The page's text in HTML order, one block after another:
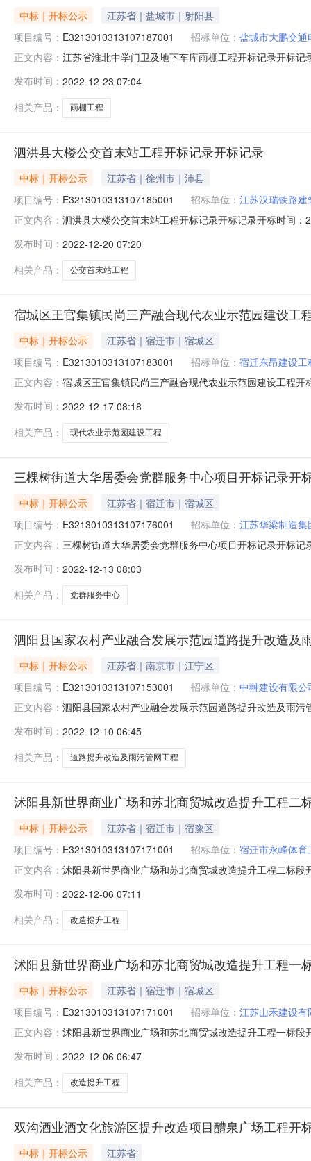
中标｜开标公示
江苏省｜盐城市｜射阳县
项目编号： E3213010313107187001 招标单位： 盐城市大鹏交
正文内容： 江苏省淮北中学门卫及地下车库雨棚工程开标记录开标
彩建设工程有限公司;项目负责人:;报价:0.00元/%;工期:
发布时间： 2022-12-23 07:04
相关产品：
雨棚工程
泗洪县大楼公交首末站工程开标记录开标记录
中标｜开标公示
江苏省｜徐州市｜沛县
项目编号： E3213010313107185001 招标单位： 江苏汉瑞铁路
正文内容： 泗洪县大楼公交首末站工程开标记录开标记录开标时间
称:南京亨厚建设工程有限公司;项目负责人:;报价:0.00元/
发布时间： 2022-12-20 07:20
相关产品：
公交首末站工程
宿城区王官集镇民尚三产融合现代农业示范园建设工
中标｜开标公示
江苏省｜宿迁市｜宿城区
项目编号： E3213010313107183001 招标单位： 宿迁东昂建设工
正文内容： 宿城区王官集镇民尚三产融合现代农业示范园建设工程
间:TueDec1315:22:00CST2022,投标人名称:宿迁市凯悦
发布时间： 2022-12-17 08:18
相关产品：
现代农业示范园建设工程
三棵树街道大华居委会党群服务中心项目开标记录开
中标｜开标公示
江苏省｜宿迁市｜宿城区
项目编号： E3213010313107176001 招标单位： 江苏华梁制造集
正文内容： 三棵树街道大华居委会党群服务中心项目开标记录开标
间:SatDec1017:05:11CST2022,投标人名称:徐州汉源建
发布时间： 2022-12-13 08:03
相关产品：
党群服务中心
泗阳县国家农村产业融合发展示范园道路提升改造及
中标｜开标公示
江苏省｜南京市｜江宁区
项目编号： E3213010313107153001 招标单位： 中翀建设有限公
正文内容： 泗阳县国家农村产业融合发展示范园道路提升改造及雨
间:ThuDec0815:43:47CST2022,投标人名称:江苏鑫泰
发布时间： 2022-12-10 06:45
相关产品：
道路提升改造及雨污管网工程
沭阳县新世界商业广场和苏北商贸城改造提升工程二
中标｜开标公示
江苏省｜宿迁市｜宿豫区
项目编号： E3213010313107171001 招标单位： 宿迁市永峰体
正文内容： 沭阳县新世界商业广场和苏北商贸城改造提升工程二标
间:SatDec0309:53:00CST2022,投标人名称:江苏思瑞特
发布时间： 2022-12-06 07:11
相关产品：
改造提升工程
沭阳县新世界商业广场和苏北商贸城改造提升工程一
中标｜开标公示
江苏省｜宿迁市｜宿城区
项目编号： E3213010313107171001 招标单位： 江苏山禾建设有
正文内容： 沭阳县新世界商业广场和苏北商贸城改造提升工程一标
间:FriDec0213:07:07CST2022,投标人名称:宿迁鹏潞建
发布时间： 2022-12-06 06:47
相关产品：
改造提升工程
双沟酒业酒文化旅游区提升改造项目醴泉广场工程开
中标｜开标公示
江苏省